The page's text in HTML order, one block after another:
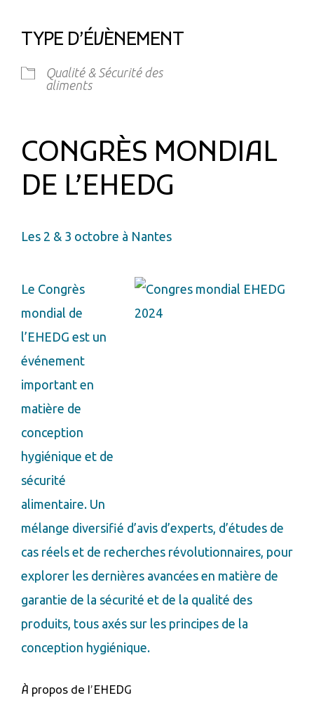
TYPE D’ÉVÈNEMENT
Qualité & Sécurité des
aliments
CONGRÈS MONDIAL
DE L’EHEDG
Les 2 & 3 octobre à Nantes
Le Congrès
mondial de
l’EHEDG est un
événement
important en
matière de
conception
hygiénique et de
sécurité
alimentaire. Un
mélange diversifié d’avis d’experts, d’études de
cas réels et de recherches révolutionnaires, pour
explorer les dernières avancées en matière de
garantie de la sécurité et de la qualité des
produits, tous axés sur les principes de la
conception hygiénique.
À propos de l’EHEDG